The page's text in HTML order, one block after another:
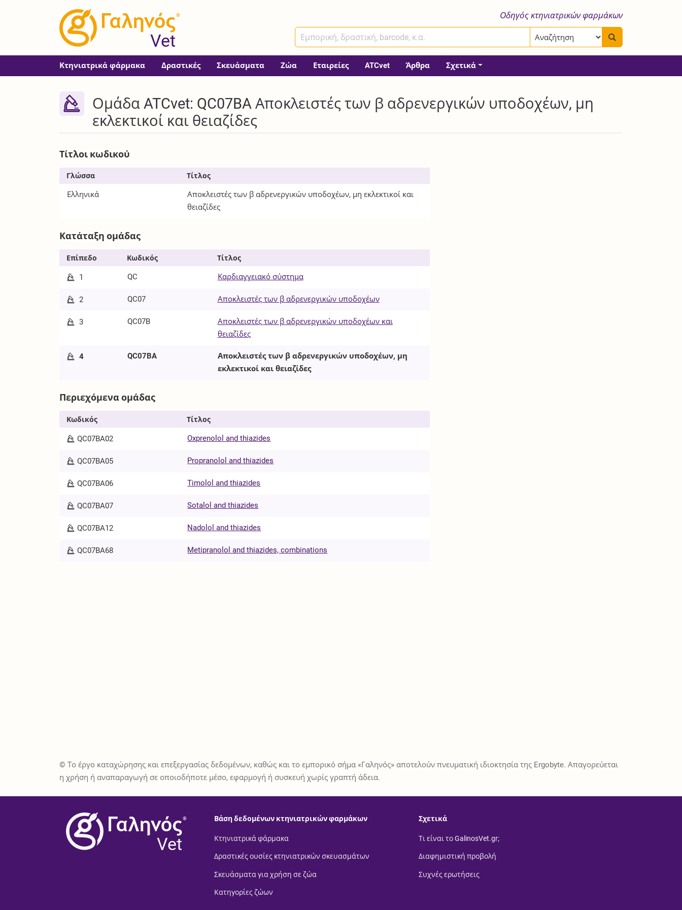
®
Vet
Οδηγός κτηνιατρικών φαρμάκων
Κτηνιατρικά φάρμακα Δραστικές Σκευάσματα Ζώα Εταιρείες ATCvet Άρθρα Σχετικά
Ομάδα ATCvet: QC07BA Αποκλειστές των β αδρενεργικών υποδοχέων, μη
εκλεκτικοί και θειαζίδες
Τίτλοι κωδικού
Γλώσσα Τίτλος
Ελληνικά
Αποκλειστές των β αδρενεργικών υποδοχέων, μη εκλεκτικοί και
θειαζίδες
Κατάταξη ομάδας
Επίπεδο Κωδικός Τίτλος
1 QC Καρδιαγγειακό σύστημα
2 QC07 Αποκλειστές των β αδρενεργικών υποδοχέων
3 QC07B
Αποκλειστές των β αδρενεργικών υποδοχέων και
θειαζίδες
4 QC07BA
Αποκλειστές των β αδρενεργικών υποδοχέων, μη
εκλεκτικοί και θειαζίδες
Περιεχόμενα ομάδας
Κωδικός Τίτλος
QC07BA02 Oxprenolol and thiazides
QC07BA05 Propranolol and thiazides
QC07BA06 Timolol and thiazides
QC07BA07 Sotalol and thiazides
QC07BA12 Nadolol and thiazides
QC07BA68 Metipranolol and thiazides, combinations
© Το έργο καταχώρησης και επεξεργασίας δεδομένων, καθώς και το εμπορικό σήμα «Γαληνός» αποτελούν πνευματική ιδιοκτησία της Ergobyte. Απαγορεύεται
η χρήση ή αναπαραγωγή σε οποιοδήποτε μέσο, εφαρμογή ή συσκευή χωρίς γραπτή άδεια.
®
Vet
Βάση δεδομένων κτηνιατρικών φαρμάκων
Κτηνιατρικά φάρμακα
Δραστικές ουσίες κτηνιατρικών σκευασμάτων
Σκευάσματα για χρήση σε ζώα
Κατηγορίες ζώων
Σχετικά
Τι είναι το GalinosVet.gr;
Διαφημιστική προβολή
Συχνές ερωτήσεις